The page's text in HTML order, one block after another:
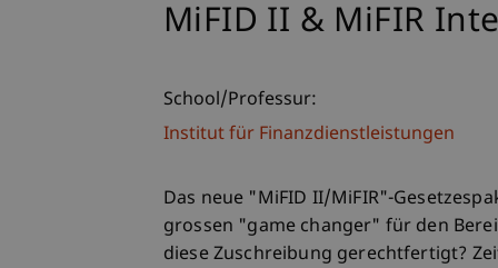
MiFID II & MiFIR
School/Professur:
Institut für Finanzdienstleistungen
Das neue "MiFID II/MiFIR"-
grossen "game changer" für den
diese Zuschreibung gerechtfertigt?